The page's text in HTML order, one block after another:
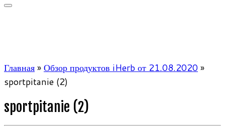
Главная»Обзор продуктов iHerb от 21.08.2020 »
sportpitanie (2)
sportpitanie (2)